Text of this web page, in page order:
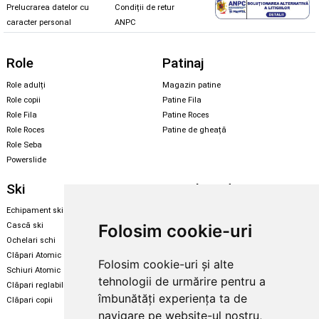
Folosim cookie-uri
Folosim cookie-uri și alte
tehnologii de urmărire pentru a
îmbunătăți experiența ta de
navigare pe website-ul nostru,
Prelucrarea datelor cu
caracter personal
Condiții de retur
ANPC
Role
Role adulți
Role copii
Role Fila
Role Roces
Role Seba
Powerslide
Patinaj
Magazin patine
Patine Fila
Patine Roces
Patine de gheață
Ski
Echipament ski
Cască ski
Ochelari schi
Clăpari Atomic
Schiuri Atomic
Clăpari reglabili
Clăpari copii
Snowboard
Echipament snowboard
Legături Rome SDS
Skate & longboard
Enuff Skateboards